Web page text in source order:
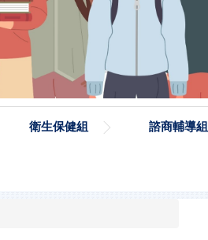
衛生保健組 諮商輔導組